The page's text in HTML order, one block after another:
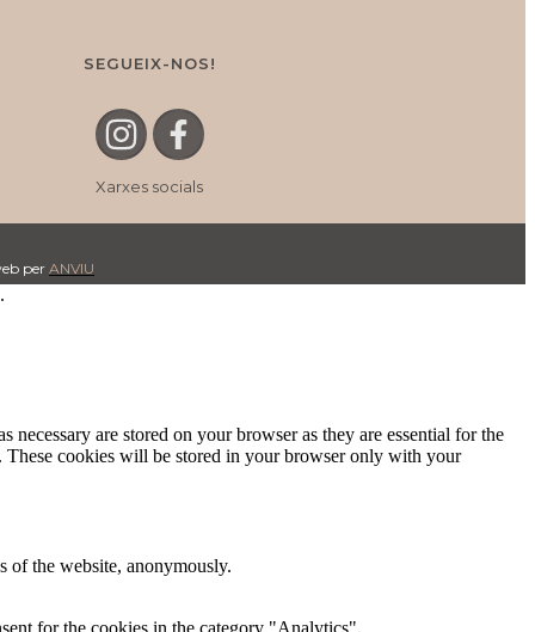
SEGUEIX-NOS!
Xarxes socials
per ANVIU
are stored on your browser as they are essential for the
These cookies will be stored in your browser only with your
of the website, anonymously.
for the cookies in the category "Analytics".